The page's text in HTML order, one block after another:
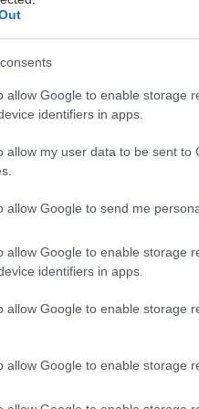
allow Google to enable storage
identifiers in apps.
allow my user data to be sent to
allow Google to send me
allow Google to enable storage
identifiers in apps.
allow Google to enable storage
allow Google to enable storage
τους κατάστασης και τη
περιλαμβάνει
καρδιακή ανεπάρκεια
δαπάνες για την
μισθοδοσία
για
ακρόασης.